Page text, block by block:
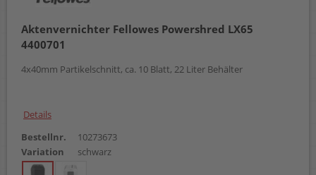
Aktenvernichter Fellowes Powershred LX65
4400701
4x40mm Partikelschnitt, ca. 10 Blatt, 22 Liter Behälter
Details
Bestellnr.
10273673
Variation
schwarz